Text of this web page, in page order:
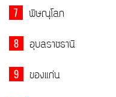
7 พิษณุโลก
8 อุบลราชธานี
9 ของแก่น